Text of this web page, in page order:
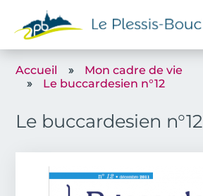
Accueil
Mon cadre de vie
Le buccardesien n°12
Le buccardesien n°12
Couverture